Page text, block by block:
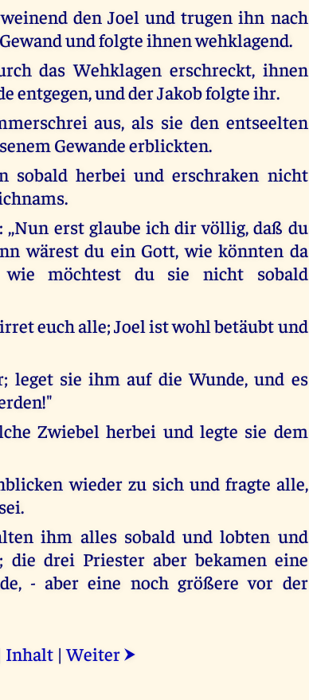
den Joel und trugen ihn nach
und folgte ihnen wehklagend.
das Wehklagen erschreckt, ihnen
entgegen, und der Jakob folgte ihr.
aus, als sie den entseelten
Gewande erblickten.
sobald herbei und erschraken nicht
,,Nun erst glaube ich dir völlig, daß du
wärest du ein Gott, wie könnten da
möchtest du sie nicht sobald
euch alle; Joel ist wohl betäubt und
leget sie ihm auf die Wunde, und es
Zwiebel herbei und legte sie dem
wieder zu sich und fragte alle,
ihm alles sobald und lobten und
drei Priester aber bekamen eine
- aber eine noch größere vor der
Inhalt |Weiter ⮞